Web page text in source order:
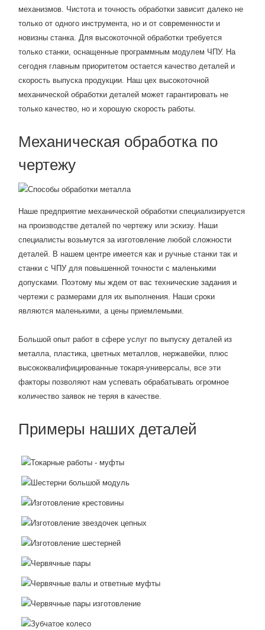
механизмов. Чистота и точность обработки зависит далеко не
только от одного инструмента, но и от современности и
новизны станка. Для высокоточной обработки требуется
только станки, оснащенные программным модулем ЧПУ. На
сегодня главным приоритетом остается качество деталей и
скорость выпуска продукции. Наш цех высокоточной
механической обработки деталей может гарантировать не
только качество, но и хорошую скорость работы.
Механическая обработка по
чертежу
Наше предприятие механической обработки специализируется
на производстве деталей по чертежу или эскизу. Наши
специалисты возьмутся за изготовление любой сложности
деталей. В нашем центре имеется как и ручные станки так и
станки с ЧПУ для повышенной точности с маленькими
допусками. Поэтому мы ждем от вас технические задания и
чертежи с размерами для их выполнения. Наши сроки
являются маленькими, а цены приемлемыми.
Большой опыт работ в сфере услуг по выпуску деталей из
металла, пластика, цветных металлов, нержавейки, плюс
высококвалифицированные токаря-универсалы, все эти
факторы позволяют нам успевать обрабатывать огромное
количество заявок не теряя в качестве.
Примеры наших деталей